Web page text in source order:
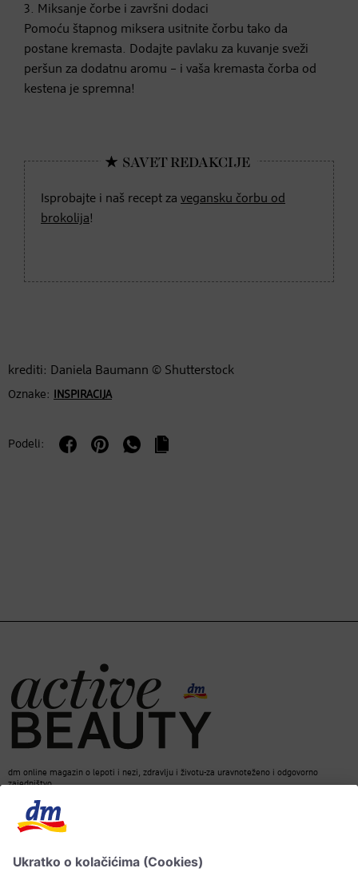
3. Miksanje čorbe i završni dodaci
Pomoću štapnog miksera usitnite čorbu tako da
postane kremasta. Dodajte pavlaku za kuvanje sveži
peršun za dodatnu aromu – i vaša kremasta čorba od
kestena je spremna!
Isprobajte i naš recept za vegansku čorbu od
brokolija!
krediti: Daniela Baumann © Shutterstock
Oznake: INSPIRACIJA
Podeli:
dm online magazin o lepoti i nezi, zdravlju i životu-za uravnoteženo i odgovorno
zajedništvo.